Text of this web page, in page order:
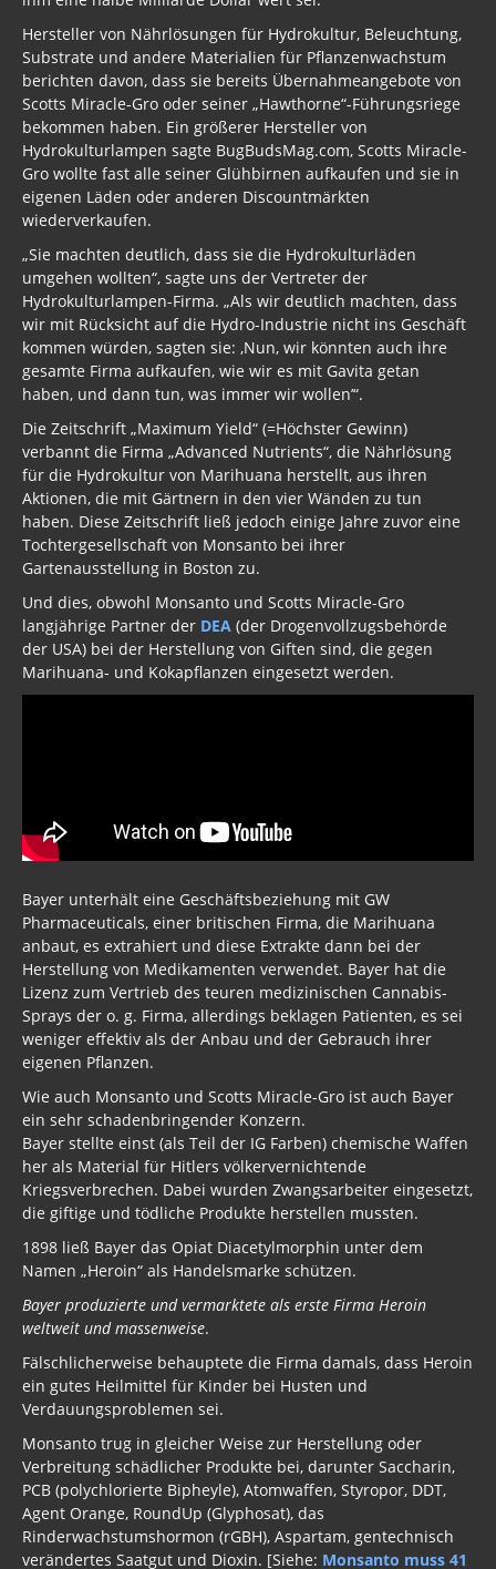
Hersteller von Nährlösungen für Hydrokultur, Beleuchtung,
Substrate und andere Materialien für Pflanzenwachstum
berichten davon, dass sie bereits Übernahmeangebote von
Scotts Miracle-Gro oder seiner „Hawthorne“-Führungsriege
bekommen haben. Ein größerer Hersteller von
Hydrokulturlampen sagte BugBudsMag.com, Scotts Miracle-
Gro wollte fast alle seiner Glühbirnen aufkaufen und sie in
eigenen Läden oder anderen Discountmärkten
wiederverkaufen.
„Sie machten deutlich, dass sie die Hydrokulturläden
umgehen wollten“, sagte uns der Vertreter der
Hydrokulturlampen-Firma. „Als wir deutlich machten, dass
wir mit Rücksicht auf die Hydro-Industrie nicht ins Geschäft
kommen würden, sagten sie: ‚Nun, wir könnten auch ihre
gesamte Firma aufkaufen, wie wir es mit Gavita getan
haben, und dann tun, was immer wir wollen’“.
Die Zeitschrift „Maximum Yield“ (=Höchster Gewinn)
verbannt die Firma „Advanced Nutrients“, die Nährlösung
für die Hydrokultur von Marihuana herstellt, aus ihren
Aktionen, die mit Gärtnern in den vier Wänden zu tun
haben. Diese Zeitschrift ließ jedoch einige Jahre zuvor eine
Tochtergesellschaft von Monsanto bei ihrer
Gartenausstellung in Boston zu.
Und dies, obwohl Monsanto und Scotts Miracle-Gro
langjährige Partner der DEA (der Drogenvollzugsbehörde
der USA) bei der Herstellung von Giften sind, die gegen
Marihuana- und Kokapflanzen eingesetzt werden.
Bayer unterhält eine Geschäftsbeziehung mit GW
Pharmaceuticals, einer britischen Firma, die Marihuana
anbaut, es extrahiert und diese Extrakte dann bei der
Herstellung von Medikamenten verwendet. Bayer hat die
Lizenz zum Vertrieb des teuren medizinischen Cannabis-
Sprays der o. g. Firma, allerdings beklagen Patienten, es sei
weniger effektiv als der Anbau und der Gebrauch ihrer
eigenen Pflanzen.
Wie auch Monsanto und Scotts Miracle-Gro ist auch Bayer
ein sehr schadenbringender Konzern.
Bayer stellte einst (als Teil der IG Farben) chemische Waffen
her als Material für Hitlers völkervernichtende
Kriegsverbrechen. Dabei wurden Zwangsarbeiter eingesetzt,
die giftige und tödliche Produkte herstellen mussten.
1898 ließ Bayer das Opiat Diacetylmorphin unter dem
Namen „Heroin“ als Handelsmarke schützen.
Bayer produzierte und vermarktete als erste Firma Heroin
weltweit und massenweise.
Fälschlicherweise behauptete die Firma damals, dass Heroin
ein gutes Heilmittel für Kinder bei Husten und
Verdauungsproblemen sei.
Monsanto trug in gleicher Weise zur Herstellung oder
Verbreitung schädlicher Produkte bei, darunter Saccharin,
PCB (polychlorierte Bipheyle), Atomwaffen, Styropor, DDT,
Agent Orange, RoundUp (Glyphosat), das
Rinderwachstumshormon (rGBH), Aspartam, gentechnisch
verändertes Saatgut und Dioxin. [Siehe: Monsanto muss 41